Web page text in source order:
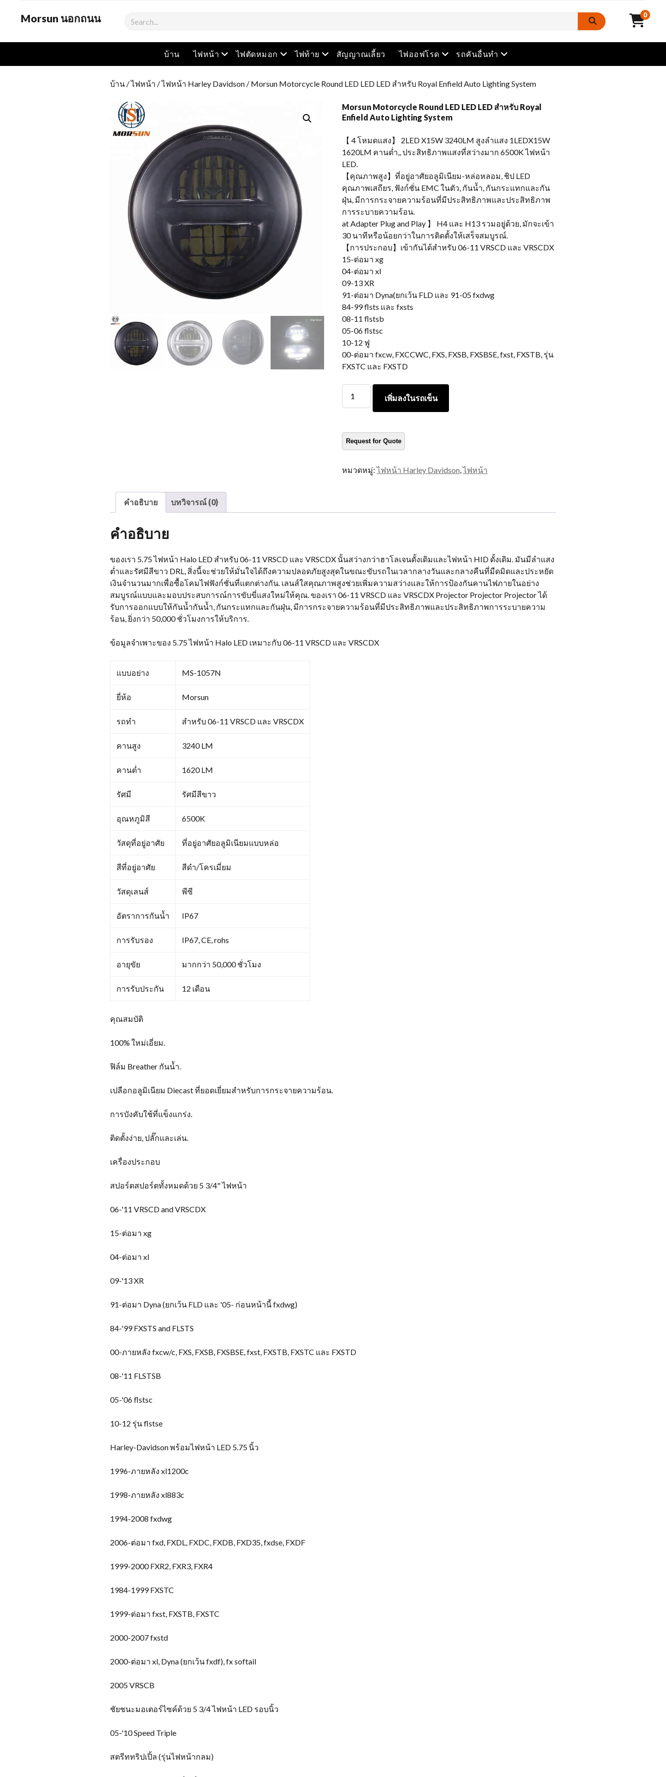
Morsun นอกถนน ค้นหา 0
บ้าน ไฟหน้า เปิดเมนูไฟตัดหมอก เปิดเมนูไฟท้าย เปิดเมนูสัญญาณเลี้ยว ไฟออฟโรด เปิดเมนูรถคันอื่นทำ เปิดเมนู
บ้าน /ไฟหน้า /ไฟหน้า Harley Davidson / Morsun Motorcycle Round LED LED LED สำหรับ Royal Enfield Auto Lighting System
Morsun Motorcycle Round LED LED LED สำหรับ Royal
Enfield Auto Lighting System
【 4 โหมดแสง】 2LED X15W 3240LM สูงลำแสง 1LEDX15W
1620LM คานต่ำ,, ประสิทธิภาพแสงที่สว่างมาก 6500K ไฟหน้า
LED.
【คุณภาพสูง】ที่อยู่อาศัยอลูมิเนียม-หล่อหลอม, ชิป LED
คุณภาพเสถียร, ฟังก์ชั่น EMC ในตัว, กันน้ำ, กันกระแทกและกัน
ฝุ่น, มีการกระจายความร้อนที่มีประสิทธิภาพและประสิทธิภาพ
การระบายความร้อน.
at Adapter Plug and Play 】 H4 และ H13 รวมอยู่ด้วย, มักจะเข้า
30 นาทีหรือน้อยกว่าในการติดตั้งให้เสร็จสมบูรณ์.
【การประกอบ】เข้ากันได้สำหรับ 06-11 VRSCD และ VRSCDX
15-ต่อมา xg
04-ต่อมา xl
09-13 XR
91-ต่อมา Dyna(ยกเว้น FLD และ 91-05 fxdwg
84-99 flsts และ fxsts
08-11 flstsb
05-06 flstsc
10-12 ฟู
00-ต่อมา fxcw, FXCCWC, FXS, FXSB, FXSBSE, fxst, FXSTB, รุ่น
FXSTC และ FXSTD
Motorcycle
LED
LED
Royal
เพิ่มลงในรถเข็น
หมวดหมู่:ไฟหน้า Harley Davidson,ไฟหน้า
คำอธิบาย บทวิจารณ์ (0)
คำอธิบาย
ของเรา 5.75 ไฟหน้า Halo LED สำหรับ 06-11 VRSCD และ VRSCDX นั้นสว่างกว่าฮาโลเจนดั้งเดิมและไฟหน้า HID ดั้งเดิม. มันมีลำแสง
ต่ำและรัศมีสีขาว DRL, สิ่งนี้จะช่วยให้มั่นใจได้ถึงความปลอดภัยสูงสุดในขณะขับรถในเวลากลางวันและกลางคืนที่มืดมิดและประหยัด
เงินจำนวนมากเพื่อซื้อโคมไฟฟังก์ชั่นที่แตกต่างกัน. เลนส์ใสคุณภาพสูงช่วยเพิ่มความสว่างและให้การป้องกันคานไฟภายในอย่าง
สมบูรณ์แบบและมอบประสบการณ์การขับขี่แสงใหม่ให้คุณ. ของเรา 06-11 VRSCD และ VRSCDX Projector Projector Projector ได้
รับการออกแบบให้กันน้ำกันน้ำ, กันกระแทกและกันฝุ่น, มีการกระจายความร้อนที่มีประสิทธิภาพและประสิทธิภาพการระบายความ
ร้อน, ยิ่งกว่า 50,000 ชั่วโมงการให้บริการ.
ข้อมูลจำเพาะของ 5.75 ไฟหน้า Halo LED เหมาะกับ 06-11 VRSCD และ VRSCDX
แบบอย่าง MS-1057N
ยี่ห้อ Morsun
รถทำ สำหรับ 06-11 VRSCD และ VRSCDX
คานสูง 3240 LM
คานต่ำ 1620 LM
รัศมี รัศมีสีขาว
อุณหภูมิสี 6500K
วัสดุที่อยู่อาศัย ที่อยู่อาศัยอลูมิเนียมแบบหล่อ
สีที่อยู่อาศัย สีดำ/โครเมี่ยม
วัสดุเลนส์ พีซี
อัตราการกันน้ำ IP67
การรับรอง IP67, CE, rohs
อายุขัย มากกว่า 50,000 ชั่วโมง
การรับประกัน 12 เดือน
คุณสมบัติ
100% ใหม่เอี่ยม.
ฟิล์ม Breather กันน้ำ.
เปลือกอลูมิเนียม Diecast ที่ยอดเยี่ยมสำหรับการกระจายความร้อน.
การบังคับใช้ที่แข็งแกร่ง.
ติดตั้งง่าย, ปลั๊กและเล่น.
เครื่องประกอบ
สปอร์ตสปอร์ตทั้งหมดด้วย 5 3/4" ไฟหน้า
06-'11 VRSCD and VRSCDX
15-ต่อมา xg
04-ต่อมา xl
09-'13 XR
91-ต่อมา Dyna (ยกเว้น FLD และ '05- ก่อนหน้านี้ fxdwg)
84-'99 FXSTS and FLSTS
00-ภายหลัง fxcw/c, FXS, FXSB, FXSBSE, fxst, FXSTB, FXSTC และ FXSTD
08-'11 FLSTSB
05-'06 flstsc
10-12 รุ่น flstse
Harley-Davidson พร้อมไฟหน้า LED 5.75 นิ้ว
1996-ภายหลัง xl1200c
1998-ภายหลัง xl883c
1994-2008 fxdwg
2006-ต่อมา fxd, FXDL, FXDC, FXDB, FXD35, fxdse, FXDF
1999-2000 FXR2, FXR3, FXR4
1984-1999 FXSTC
1999-ต่อมา fxst, FXSTB, FXSTC
2000-2007 fxstd
2000-ต่อมา xl, Dyna (ยกเว้น fxdf), fx softail
2005 VRSCB
ชัยชนะมอเตอร์ไซค์ด้วย 5 3/4 ไฟหน้า LED รอบนิ้ว
05-'10 Speed Triple
สตรีททริปเปิ้ล (รุ่นไฟหน้ากลม)